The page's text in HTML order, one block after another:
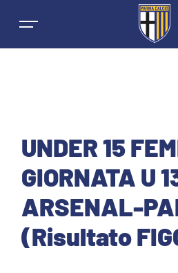
NEWS
SQUADRE
PRIMA SQUADRA
STAGIONE
UNDER 15
GIORNATA U
ARSENAL-
(Risultato